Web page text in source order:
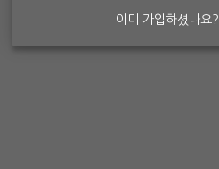
이미 가입하셨나요?